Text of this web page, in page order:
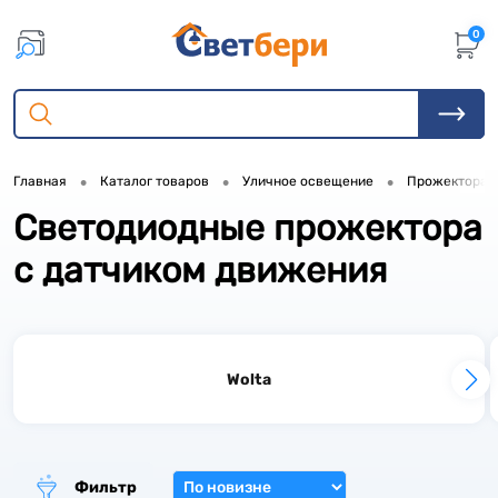
0
Главная • Каталог товаров • Уличное освещение • Прожектора
Светодиодные прожектора
с датчиком движения
Wolta
9
1
Фильтр